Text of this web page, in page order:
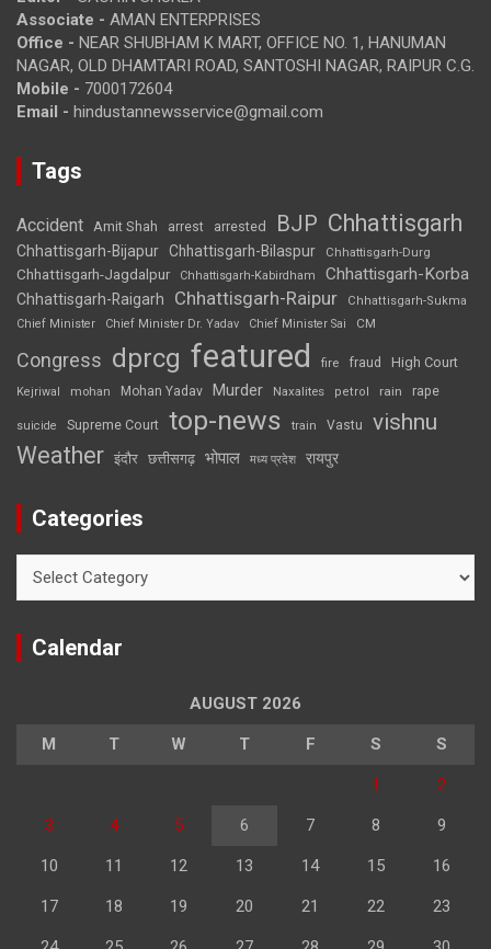
Associate - AMAN ENTERPRISES
Office - NEAR SHUBHAM K MART, OFFICE NO. 1, HANUMAN
NAGAR, OLD DHAMTARI ROAD, SANTOSHI NAGAR, RAIPUR C.G.
Mobile - 7000172604
Email - hindustannewsservice@gmail.com
Tags
Accident Amit Shah arrest arrested BJP Chhattisgarh
Chhattisgarh-Bijapur Chhattisgarh-Bilaspur Chhattisgarh-Durg
Chhattisgarh-Jagdalpur Chhattisgarh-Kabirdham Chhattisgarh-Korba
Chhattisgarh-Raigarh Chhattisgarh-Raipur
Chhattisgarh-Sukma
Chief Minister
Chief Minister Dr. Yadav Chief Minister Sai CM
Congress dprcg featured fire fraud High Court
Kejriwal mohan Mohan Yadav Murder Naxalites petrol rain rape
suicide Supreme Court top-news train Vastu vishnu
Weather इंदौर छत्तीसगढ़ भोपाल मध्य प्रदेश रायपुर
Categories
Calendar
AUGUST 2026
M T W T F S S
1 2
3 4 5 6 7 8 9
10 11 12 13 14 15 16
17 18 19 20 21 22 23